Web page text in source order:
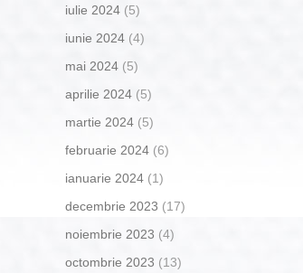
iulie 2024 (5)
iunie 2024 (4)
mai 2024 (5)
aprilie 2024 (5)
martie 2024 (5)
februarie 2024 (6)
ianuarie 2024 (1)
decembrie 2023 (17)
noiembrie 2023 (4)
octombrie 2023 (13)